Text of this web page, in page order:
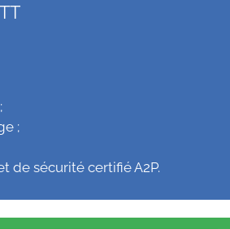
;
de sécurité certifié A2P.